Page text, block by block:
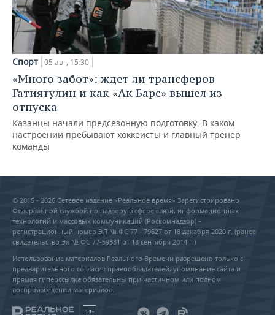
Спорт 05 авг, 15:30
«Много забот»: ждет ли трансферов
Гатиятулин и как «Ак Барс» вышел из
отпуска
Казанцы начали предсезонную подготовку. В каком
настроении пребывают хоккеисты и главный тренер
команды
© 2015 - 2026 Сетевое издание «Реальное время» Зарегистрировано
Федеральной службой по надзору в сфере связи, информационных
технологий и массовых коммуникаций (Роскомнадзор) –
регистрационный номер ЭЛ № ФС 77 - 79627 от 18 декабря 2020 г. (ранее
свидетельство Эл № ФС 77-59331 от 18 сентября 2014 г.)
Использование материалов Реального Времени разрешено только с
предварительного согласия правообладателей, упоминание сайта и
прямая гиперссылка обязательны при частичном или полном
воспроизведении материалов.
18+